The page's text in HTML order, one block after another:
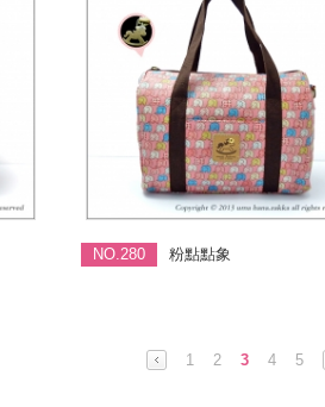
NO.280 粉點點象
1 2 3 4 5